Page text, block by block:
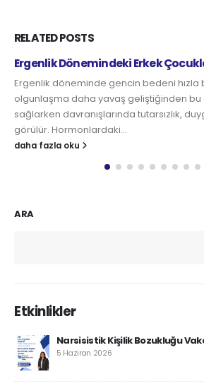
RELATEDPOSTS
Ergenlik Dönemindeki Erkek
Ergenlik döneminde gencin bedeni hızla
olgunlaşma daha yavaş geliştiğinden bu
sağlarken davranışlarında tutarsızlık,
görülür. Hormonlardaki...
daha fazla oku
ARA
Etkinlikler
Narsisistik Kişilik Bozukluğu
5 Haziran 2026